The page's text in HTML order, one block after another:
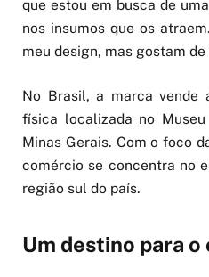
que estou em busca de
nos insumos que os
meu design, mas gostam
No Brasil, a marca
física localizada no
Minas Gerais. Com o foco
comércio se concentra no
região sul do país.
Um destino para